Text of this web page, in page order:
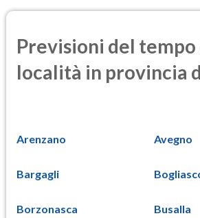
Previsioni del
località in provincia
Arenzano Avegno
Bargagli
Borzonasca Busalla